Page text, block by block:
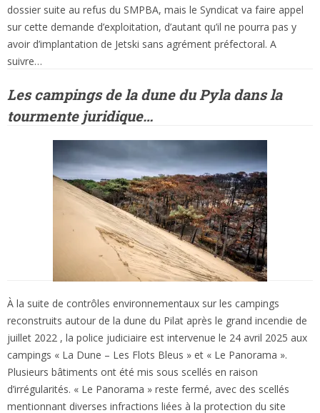
dossier suite au refus du SMPBA, mais le Syndicat va faire appel
sur cette demande d’exploitation, d’autant qu’il ne pourra pas y
avoir d’implantation de Jetski sans agrément préfectoral. A
suivre…
Les campings de la dune du Pyla dans la
tourmente juridique…
À la suite de contrôles environnementaux sur les campings
reconstruits autour de la dune du Pilat après le grand incendie de
juillet 2022 , la police judiciaire est intervenue le 24 avril 2025 aux
campings « La Dune – Les Flots Bleus » et « Le Panorama ».
Plusieurs bâtiments ont été mis sous scellés en raison
d’irrégularités. « Le Panorama » reste fermé, avec des scellés
mentionnant diverses infractions liées à la protection du site